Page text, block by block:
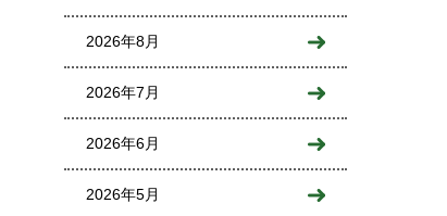
2026年8月
2026年7月
2026年6月
2026年5月